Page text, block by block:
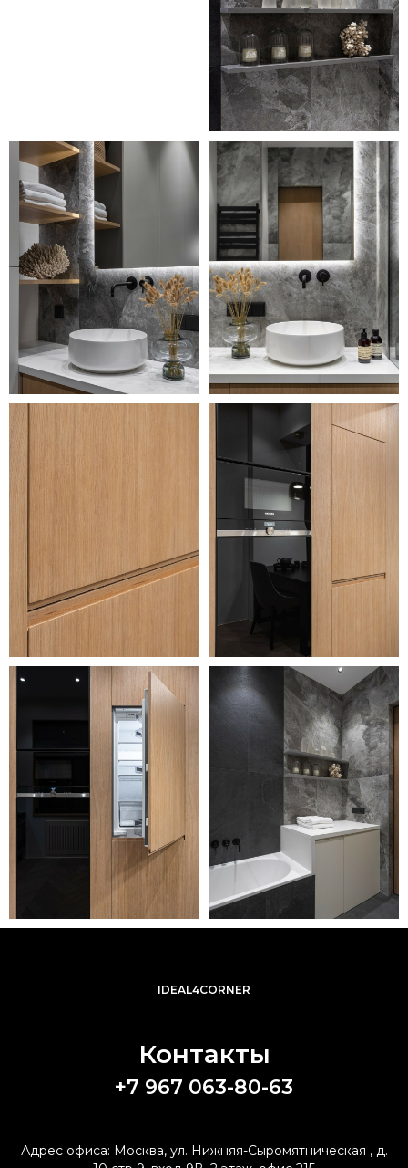
IDEAL4CORNER
Контакты
+7 967 063-80-63
Адрес офиса: Москва, ул. Нижняя-Сыромятническая , д.